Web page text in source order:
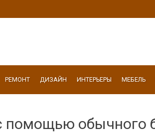
РЕМОНТ ДИЗАЙН ИНТЕРЬЕРЫ МЕБЕЛЬ
помощью обычного